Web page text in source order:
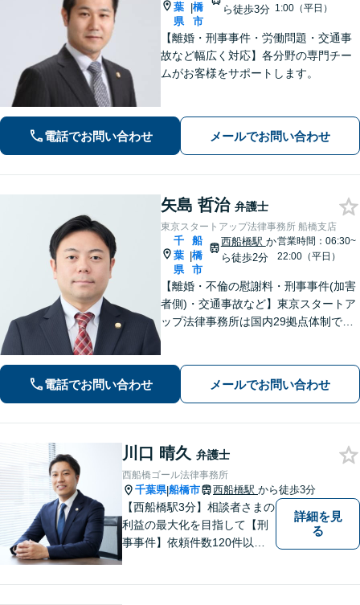
葉
県
|橋
市
ら徒歩3分 1:00（平日）
【離婚・刑事事件・労働問題・交通事
故など幅広く対応】各分野の専門チー
ムがお客様をサポートします。
電話でお問い合わせ メールでお問い合わせ
矢島 哲治 弁護士
東京スタートアップ法律事務所 船橋支店
千
葉
県
|
船
橋
市
西船橋駅 か
ら徒歩2分
営業時間：06:30~
22:00（平日）
【離婚・不倫の慰謝料・刑事事件(加害
者側)・交通事故など】東京スタートア
ップ法律事務所は国内29拠点体制で全
専門性の高い弁護士が寄り添い解決を
サポートします。
電話でお問い合わせ メールでお問い合わせ
川口 晴久 弁護士
西船橋ゴール法律事務所
千葉県|船橋市 西船橋駅 から徒歩3分
【西船橋駅3分】相談者さまの
利益の最大化を目指して【刑
事事件】依頼件数120件以
詳細を見
る